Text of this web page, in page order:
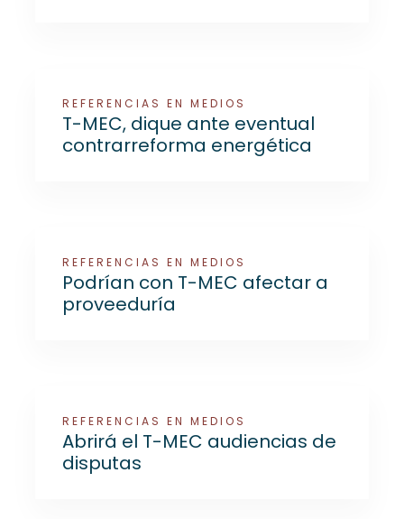
REFERENCIAS EN MEDIOS
T-MEC, dique ante eventual
contrarreforma energética
REFERENCIAS EN MEDIOS
Podrían con T-MEC afectar a
proveeduría
REFERENCIAS EN MEDIOS
Abrirá el T-MEC audiencias de
disputas